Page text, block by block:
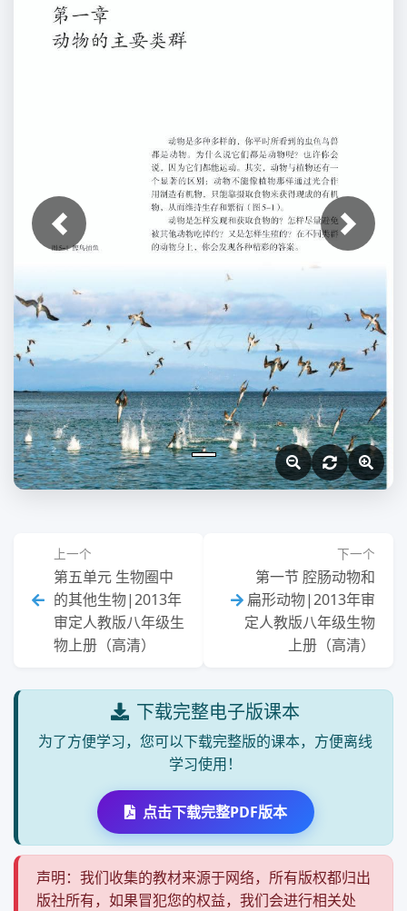
上一张 下一张
上一个
第五单元 生物圈中
的其他生物|2013年
审定人教版八年级生
物上册（高清）
下一个
第一节 腔肠动物和
扁形动物|2013年审
定人教版八年级生物
上册（高清）
下载完整电子版课本
为了方便学习，您可以下载完整版的课本，方便离线
学习使用！
点击下载完整PDF版本
声明：我们收集的教材来源于网络，所有版权都归出
版社所有，如果冒犯您的权益，我们会进行相关处